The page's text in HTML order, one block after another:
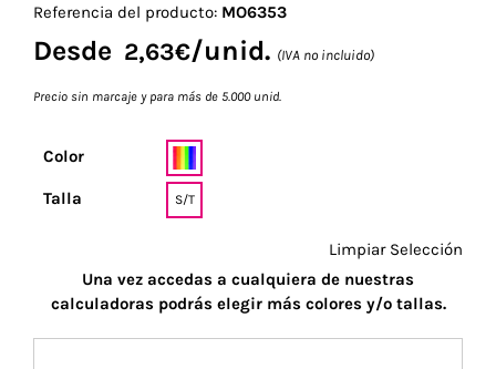
Referencia del producto: MO6353
Desde 2,63€/unid. (IVA no incluido)
Precio sin marcaje y para más de 5.000 unid.
Color
Talla S/T
Limpiar Selección
Una vez accedas a cualquiera de nuestras
calculadoras podrás elegir más colores y/o tallas.